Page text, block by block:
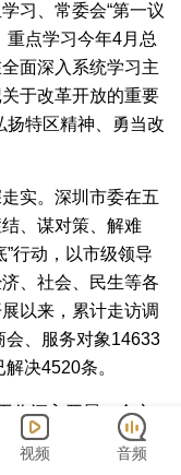
习、常委会“第一议
重点学习今年4月总
面深入系统学习主
于改革开放的重要
扬特区精神、勇当改
实。深圳市委在五
、谋对策、解难
行动，以市级领导
、社会、民生等各
以来，累计走访调
会、服务对象14633
决4520条。
作深入开展。全市
2784个服务小组分
视频 音频